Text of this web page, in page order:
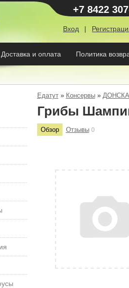
+7 8422
Вход |
Доставка и оплата Политика
Едатут» Консервы»
Грибы
Обзор Отзывы 0